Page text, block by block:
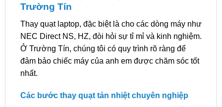
Trường Tín
Thay quạt laptop, đặc biệt là cho các dòng máy như
NEC Direct NS, HZ, đòi hỏi sự tỉ mỉ và kinh nghiệm.
Ở Trường Tín, chúng tôi có quy trình rõ ràng để
đảm bảo chiếc máy của anh em được chăm sóc tốt
nhất.
Các bước thay quạt tản nhiệt chuyên nghiệp